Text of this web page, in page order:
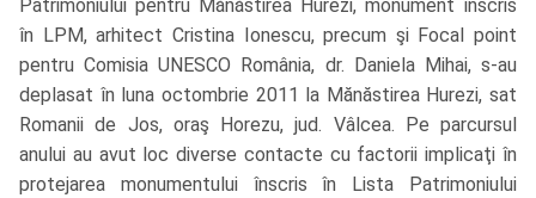
Patrimoniului pentru Mănăstirea Hurezi, monument înscris
în LPM, arhitect Cristina Ionescu, precum şi Focal point
pentru Comisia UNESCO România, dr. Daniela Mihai, s-au
deplasat în luna octombrie 2011 la Mănăstirea Hurezi, sat
Romanii de Jos, oraş Horezu, jud. Vâlcea. Pe parcursul
anului au avut loc diverse contacte cu factorii implicaţi în
protejarea monumentului înscris în Lista Patrimoniului